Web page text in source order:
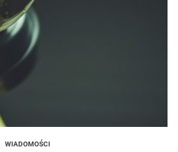
WIADOMOŚCI